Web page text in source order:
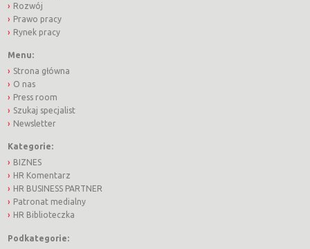
Rozwój
Prawo pracy
Rynek pracy
Menu:
Strona główna
O nas
Press room
Szukaj specjalist
Newsletter
Kategorie:
BIZNES
HR Komentarz
HR BUSINESS PARTNER
Patronat medialny
HR Biblioteczka
Podkategorie: